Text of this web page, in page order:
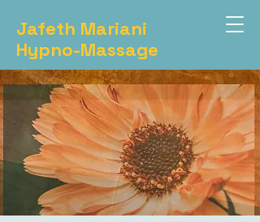
Jafeth Mariani
Hypno-Massage